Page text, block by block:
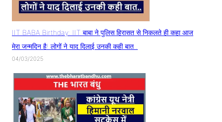
IIT BABA Birthday: IIT बाबा ने पुलिस हिरासत से निकलते ही कहा आज
मेरा जन्मदिन है! लोगों ने याद दिलाई उनकी कही बात..
04/03/2025